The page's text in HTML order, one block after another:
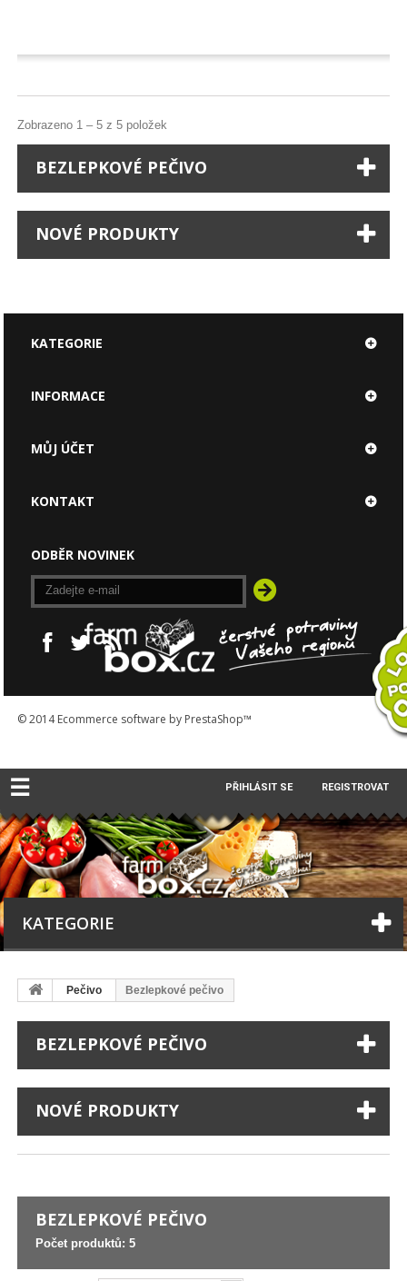
Zobrazeno 1 – 5 z 5 položek
BEZLEPKOVÉ PEČIVO
NOVÉ PRODUKTY
KATEGORIE
INFORMACE
© 2014Ecommerce software by PrestaShop™
MŮJ ÚČET
KONTAKT
ODBĚR NOVINEK
☰ PŘIHLÁSIT SE REGISTROVAT
KATEGORIE
Pečivo Bezlepkové pečivo
BEZLEPKOVÉ PEČIVO
NOVÉ PRODUKTY
BEZLEPKOVÉ PEČIVO
Počet produktů: 5